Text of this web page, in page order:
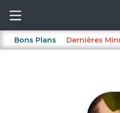
Bons Plans Dernières